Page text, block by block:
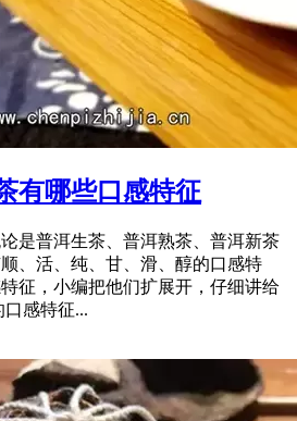
有哪些口感特征
是普洱生茶、普洱熟茶、普洱新茶
、活、纯、甘、滑、醇的口感特
征，小编把他们扩展开，仔细讲给
感特征...